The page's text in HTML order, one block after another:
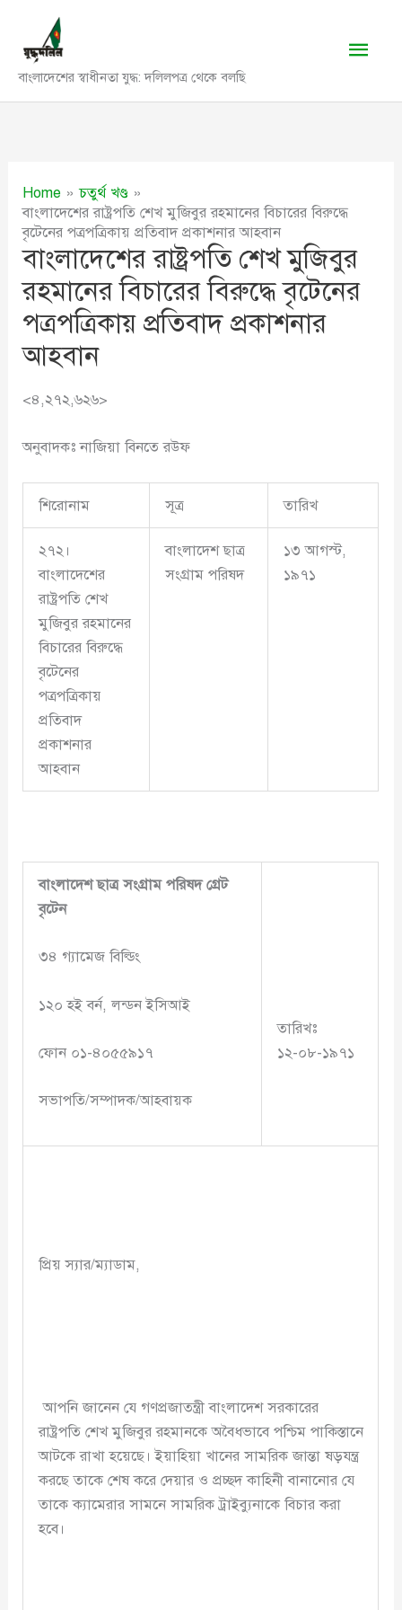
content
বাংলাদেশের স্বাধীনতা যুদ্ধ: দলিলপত্র থেকে বলছি
Main
Home
চতুর্থ খণ্ড
বাংলাদেশের রাষ্ট্রপতি শেখ মুজিবুর রহমানের বিচারের বিরুদ্ধে
বৃটেনের পত্রপত্রিকায় প্রতিবাদ প্রকাশনার আহবান
বাংলাদেশের রাষ্ট্রপতি শেখ মুজিবুর
রহমানের বিচারের বিরুদ্ধে বৃটেনের
পত্রপত্রিকায় প্রতিবাদ প্রকাশনার
আহবান
<৪,২৭২,৬২৬>
অনুবাদকঃ নাজিয়া বিনতে রউফ
শিরোনাম সূত্র তারিখ
২৭২।
বাংলাদেশের
রাষ্ট্রপতি শেখ
মুজিবুর রহমানের
বিচারের বিরুদ্ধে
বৃটেনের
পত্রপত্রিকায়
প্রতিবাদ
প্রকাশনার
আহবান
বাংলাদেশ ছাত্র
সংগ্রাম পরিষদ
১৩ আগস্ট,
১৯৭১
বাংলাদেশছাত্র সংগ্রাম পরিষদ গ্রেট
বৃটেন
৩৪ গ্যামেজ বিল্ডিং
১২০ হই বর্ন, লন্ডন ইসিআই
ফোন ০১-৪০৫৫৯১৭
সভাপতি/সম্পাদক/আহবায়ক
তারিখঃ
১২-০৮-১৯৭১
প্রিয় স্যার/ম্যাডাম,
আপনি জানেন যে গণপ্রজাতন্ত্রী বাংলাদেশ সরকারের
রাষ্ট্রপতি শেখ মুজিবুর রহমানকে অবৈধভাবে পশ্চিম পাকিস্তানে
আটকে রাখা হয়েছে। ইয়াহিয়া খানের সামরিক জান্তা ষড়যন্ত্র
করছে তাকে শেষ করে দেয়ার ও প্রচ্ছদ কাহিনী বানানোর যে
তাকে ক্যামেরার সামনে সামরিক ট্রাইব্যুনাকে বিচার করা
হবে।